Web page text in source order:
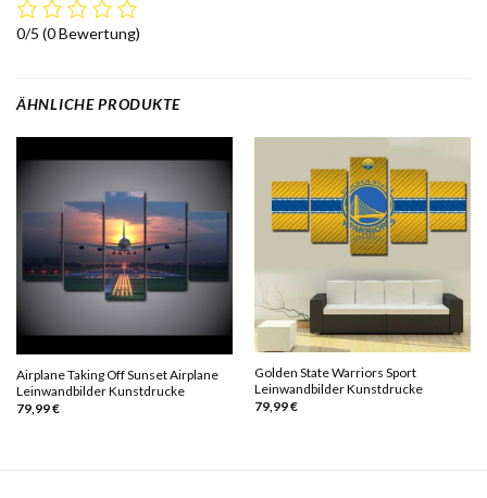
0/5 (0 Bewertung)
ÄHNLICHE PRODUKTE
Airplane Taking Off Sunset Airplane
Leinwandbilder Kunstdrucke
79,99€
Golden State Warriors Sport
Leinwandbilder Kunstdrucke
79,99€